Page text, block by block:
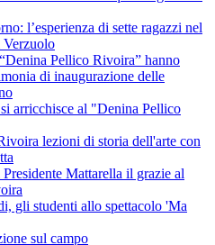
l’esperienza di sette ragazzi nel
Verzuolo
Pellico Rivoira” hanno
di inaugurazione delle
arricchisce al "Denina Pellico
lezioni di storia dell'arte con
Mattarella il grazie al
gli studenti allo spettacolo 'Ma
sul campo